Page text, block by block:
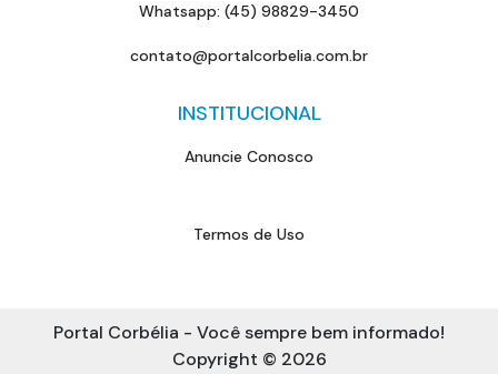
Whatsapp: (45) 98829-3450
contato@portalcorbelia.com.br
INSTITUCIONAL
Anuncie Conosco
Termos de Uso
Portal Corbélia - Você sempre bem informado!
Copyright © 2026